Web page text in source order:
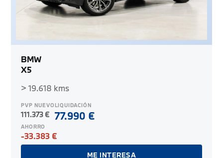
BMW
X5
> 19.618 kms
PVP NUEVO
111.373 €
LIQUIDACIÓN
77.990 €
AHORRO
-33.383 €
ME INTERESA